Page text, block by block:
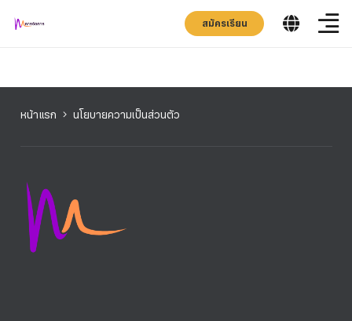
สมัครเรียน
หน้าแรก นโยบายความเป็นส่วนตัว